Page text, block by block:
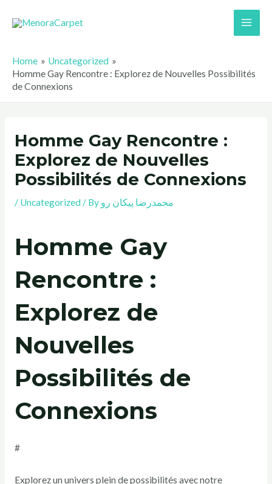
Main
Home
Uncategorized
Homme Gay Rencontre : Explorez de Nouvelles Possibilités
de Connexions
Homme Gay Rencontre :
Explorez de Nouvelles
Possibilités de Connexions
/ Uncategorized / By محمدرضا پیکان رو
Homme Gay
Rencontre :
Explorez de
Nouvelles
Possibilités de
Connexions
#
Explorez un univers plein de possibilités avec notre